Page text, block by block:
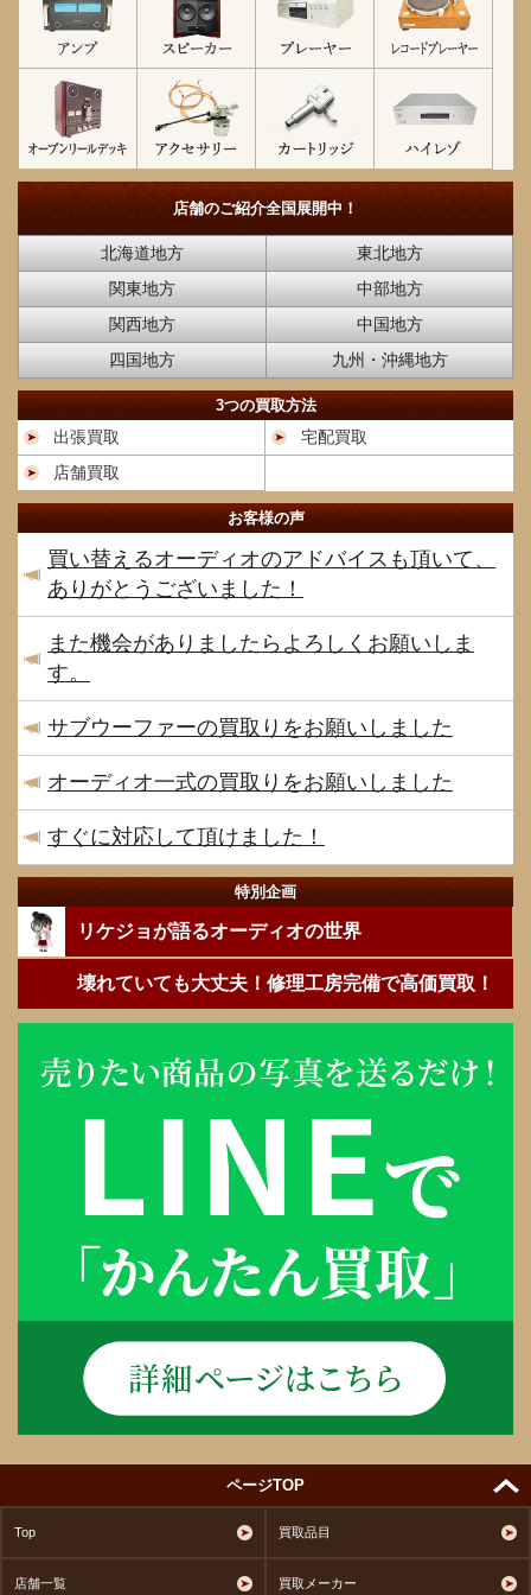
店舗のご紹介全国展開中！
北海道地方
東北地方
関東地方
中部地方
関西地方
中国地方
四国地方
九州・沖縄地方
3つの買取方法
出張買取
宅配買取
店舗買取
お客様の声
買い替えるオーディオのアドバイスも頂いて、
ありがとうございました！
また機会がありましたらよろしくお願いしま
す。
サブウーファーの買取りをお願いしました
オーディオ一式の買取りをお願いしました
すぐに対応して頂けました！
特別企画
リケジョが語るオーディオの世界
壊れていても大丈夫！修理工房完備で高価買取！
ページTOP
Top 買取品目
店舗一覧 買取メーカー